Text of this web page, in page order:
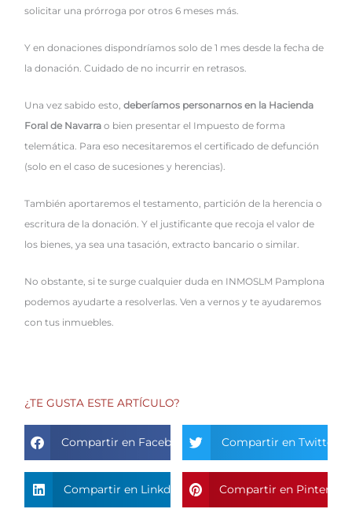
solicitar una prórroga por otros 6 meses más.
Y en donaciones dispondríamos solo de 1 mes desde la fecha de
la donación. Cuidado de no incurrir en retrasos.
Una vez sabido esto, deberíamos personarnos en la Hacienda
Foral de Navarra o bien presentar el Impuesto de forma
telemática. Para eso necesitaremos el certificado de defunción
(solo en el caso de sucesiones y herencias).
También aportaremos el testamento, partición de la herencia o
escritura de la donación. Y el justificante que recoja el valor de
los bienes, ya sea una tasación, extracto bancario o similar.
No obstante, si te surge cualquier duda en INMOSLM Pamplona
podemos ayudarte a resolverlas. Ven a vernos y te ayudaremos
con tus inmuebles.
¿TE GUSTA ESTE ARTÍCULO?
Compartir en Facebook Compartir en Twitter
Compartir en Linkdin Compartir en Pinterest